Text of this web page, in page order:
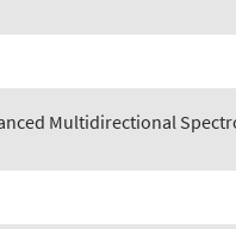
Multidirectional